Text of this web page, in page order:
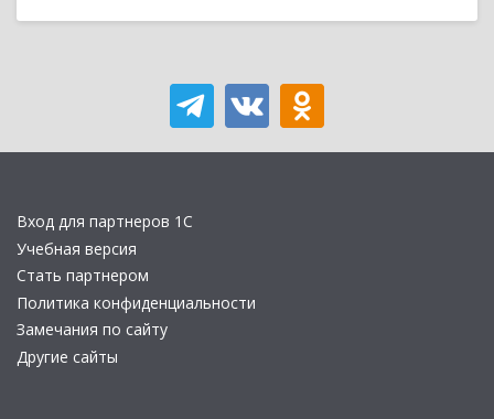
Вход для партнеров 1С
Учебная версия
Стать партнером
Политика конфиденциальности
Замечания по сайту
Другие сайты